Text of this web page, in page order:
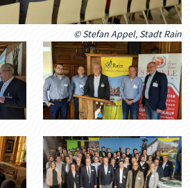
© Stefan Appel, Stadt Rain